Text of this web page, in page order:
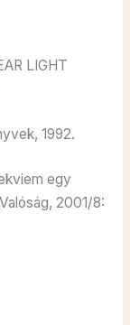
LIGHT
1992.
egy
2001/8: